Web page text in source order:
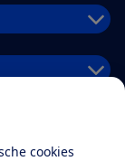
cookies